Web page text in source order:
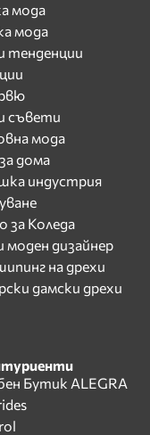
мода
мода
тенденции
съвети
мода
дома
индустрия
за Коледа
моден дизайнер
на дрехи
дамски дрехи
Бутик ALEGRA